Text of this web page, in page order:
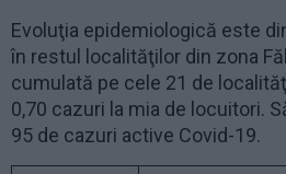
Evoluţia epidemiologică este
în restul localităţilor din zona
cumulată pe cele 21 de
0,70 cazuri la mia de locuitori.
95 de cazuri active Covid-19.